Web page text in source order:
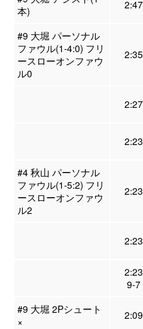
本)
2:47
#9 大堀 パーソナル
ファウル(1-4:0) フリ
ースローオンファウ
ル0
2:35
2:27
2:23
#4 秋山 パーソナル
ファウル(1-5:2) フリ
ースローオンファウ
ル2
2:23
2:23
2:23
9-7
#9 大堀 2Pシュート
×
2:09